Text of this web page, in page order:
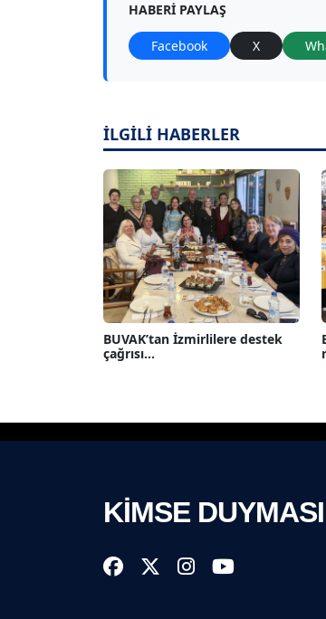
HABERI PAYLAŞ
Facebook X
İLGİLİ HABERLER
BUVAK’tan İzmirlilere destek
çağrısı...
KİMSE